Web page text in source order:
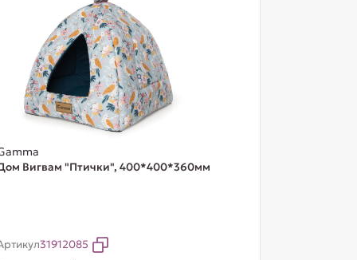
Вигвам "Птички", 400*400*360мм
31912085